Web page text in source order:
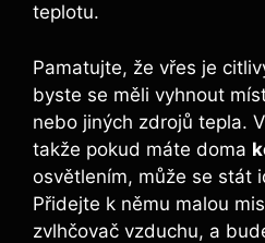
teplotu.
Pamatujte, že vřes je
byste se měli vyhnout
nebo jiných zdrojů tepla.
takže pokud máte doma
osvětlením, může se stát
Přidejte k němu malou
zvlhčovač vzduchu, a